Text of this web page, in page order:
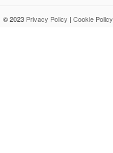
© 2023 Privacy Policy | Cookie Policy